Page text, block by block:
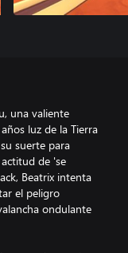
una valiente
luz de la Tierra
suerte para
de 'se
Beatrix intenta
el peligro
ondulante